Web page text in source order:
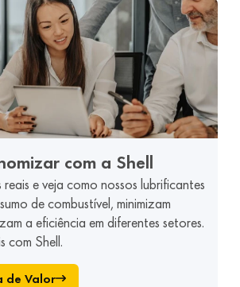
com a Shell
reais e veja como nossos lubrificantes
de combustível, minimizam
a eficiência em diferentes setores.
com Shell.
de Valor